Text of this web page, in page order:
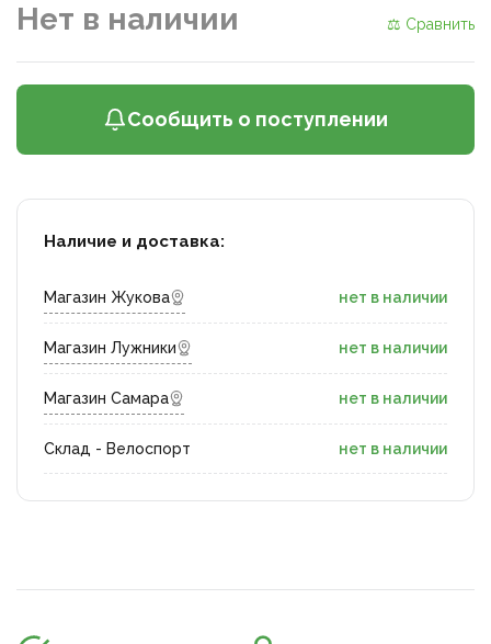
Нет в наличии ⚖ Сравнить
Сообщить о поступлении
Наличие и доставка:
Магазин Жукова нет в наличии
Магазин Лужники нет в наличии
Магазин Самара нет в наличии
Склад - Велоспорт нет в наличии